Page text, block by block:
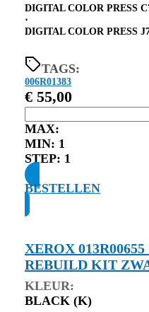
DIGITAL COLOR PRESS
⋅
DIGITAL COLOR PRESS
TAGS:
006R01383
€ 55,00
MAX:
MIN: 1
STEP: 1
BESTELLEN
XEROX
REBUILD KIT
KLEUR:
BLACK (K)